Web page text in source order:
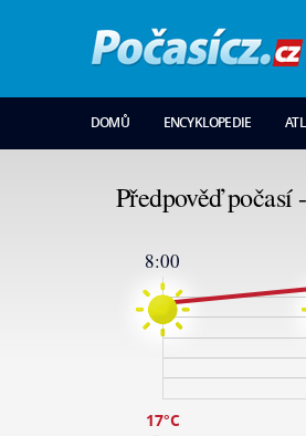
DOMŮ ENCYKLOPEDIE
Předpověď počasí -
8:00
17°C
22
19
15